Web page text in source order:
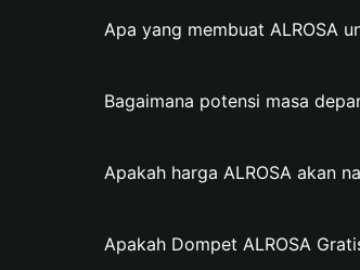
Apa yang membuat ALROSA
Bagaimana potensi masa
Apakah harga ALROSA akan
Apakah Dompet ALROSA